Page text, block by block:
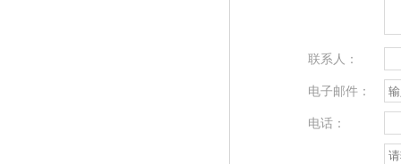
联系人：
电子邮件：
电话：